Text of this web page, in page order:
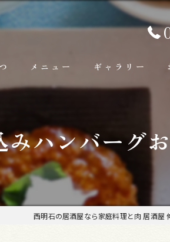
メニュー
お料理
お飲み物
ギャラリー
ハンバーグ
西明石の居酒屋なら家庭料理と肉 居酒屋